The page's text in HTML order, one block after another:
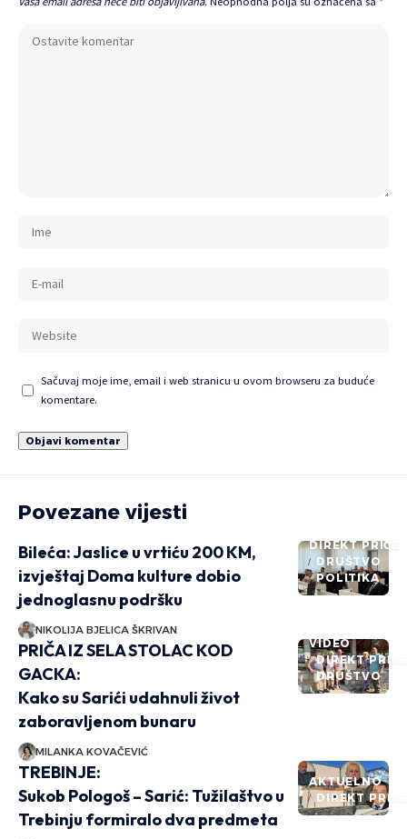
Sačuvaj moje ime, email i web stranicu u ovom browseru za buduće
komentare.
Povezane vijesti
DIREKT PRIČE
DRUŠTVO
POLITIKA
Bileća: Jaslice u vrtiću 200 KM,
izvještaj Doma kulture dobio
jednoglasnu podršku
NIKOLIJA BJELICA ŠKRIVAN
VIDEO
DIREKT PRIČE
DRUŠTVO
PRIČA IZ SELA STOLAC KOD
GACKA:
Kako su Sarići udahnuli život
zaboravljenom bunaru
MILANKA KOVAČEVIĆ
AKTUELNO
DIREKT PRIČE
TREBINJE:
Sukob Pologoš – Sarić: Tužilaštvo u
Trebinju formiralo dva predmeta